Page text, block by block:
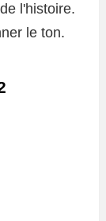
l'histoire.
le ton.